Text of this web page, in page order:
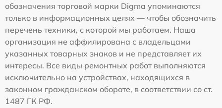
обозначения торговой марки Digma упоминаются
только в информационных целях — чтобы обозначить
перечень техники, с которой мы работаем. Наша
организация не аффилирована с владельцами
указанных товарных знаков и не представляет их
интересы. Все виды ремонтных работ выполняются
исключительно на устройствах, находящихся в
законном гражданском обороте, в соответствии со ст.
1487 ГК РФ.